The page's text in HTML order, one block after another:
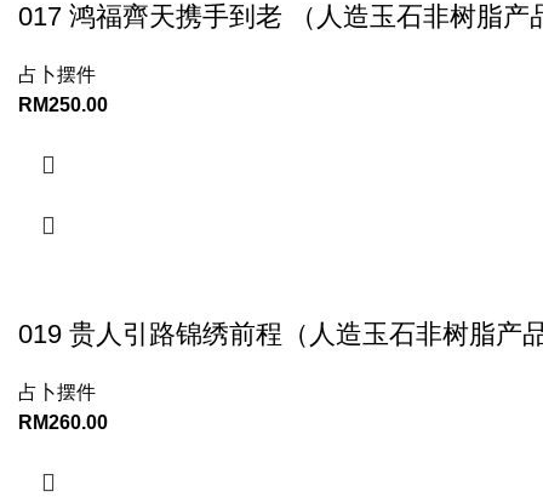
017 鸿福齊天携手到老 （人造玉石非树脂产
占卜摆件
RM250.00
019 贵人引路锦绣前程（人造玉石非树脂产品
占卜摆件
RM260.00